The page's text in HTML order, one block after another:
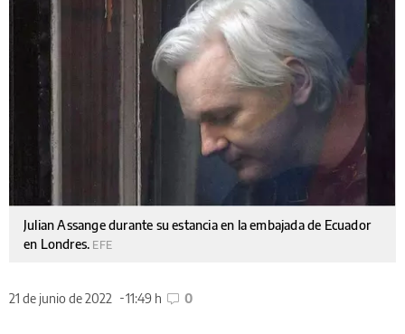
Julian Assange durante su estancia en la embajada de Ecuador
en Londres. EFE
21 de junio de 2022 11:49 h 0